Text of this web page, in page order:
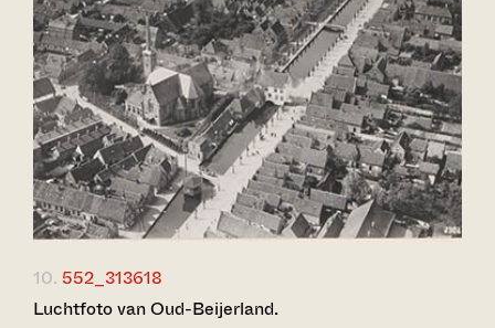
10. 552_313618
Luchtfoto van Oud-Beijerland.